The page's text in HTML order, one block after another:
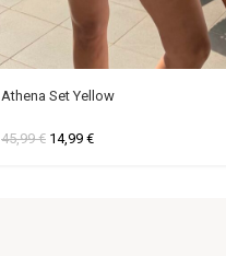
Athena Set Yellow
45,99€ 14,99 €